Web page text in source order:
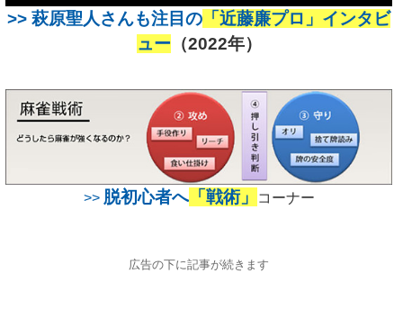
>>萩原聖人さんも注目の 「近藤廉プロ」インタビ
ュー （2022年）
>> 脱初心者へ「戦術」 コーナー
広告の下に記事が続きます